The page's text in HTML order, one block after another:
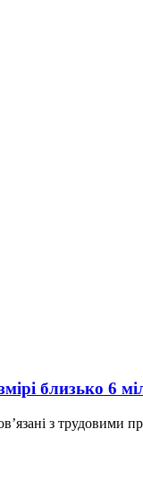
близько 6
з трудовими